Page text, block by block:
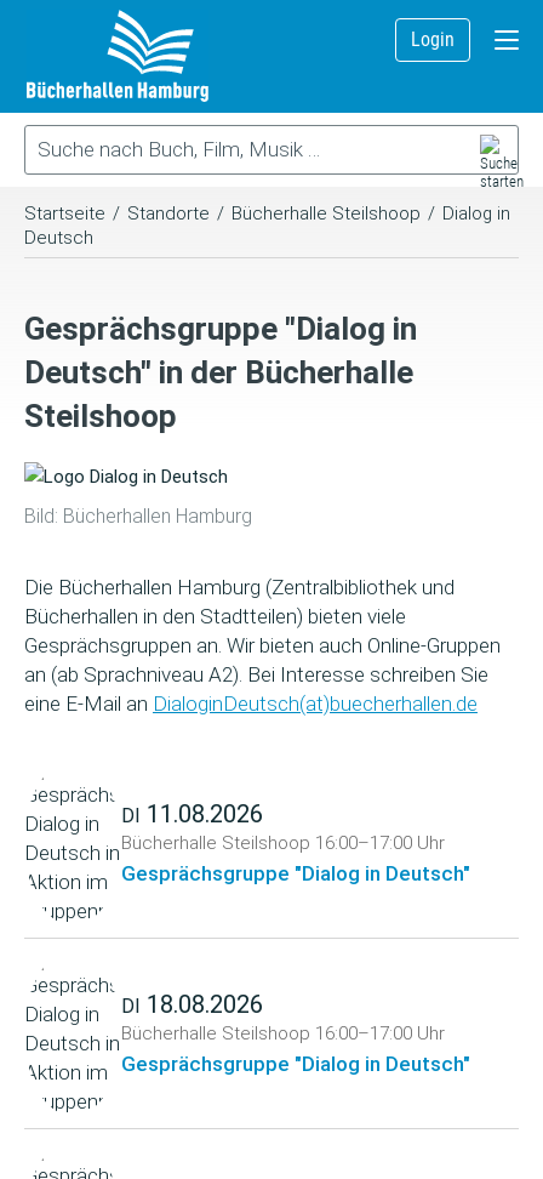
Login
Startseite / Standorte / Bücherhalle Steilshoop / Dialog in
Deutsch
Gesprächsgruppe "Dialog in
Deutsch" in der Bücherhalle
Steilshoop
Bild: Bücherhallen Hamburg
Die Bücherhallen Hamburg (Zentralbibliothek und
Bücherhallen in den Stadtteilen) bieten viele
Gesprächsgruppen an. Wir bieten auch Online-Gruppen
an (ab Sprachniveau A2). Bei Interesse schreiben Sie
eine E-Mail an DialoginDeutsch(at)buecherhallen.de
DI 11.08.2026
Bücherhalle Steilshoop 16:00–17:00 Uhr
Gesprächsgruppe "Dialog in Deutsch"
DI 18.08.2026
Bücherhalle Steilshoop 16:00–17:00 Uhr
Gesprächsgruppe "Dialog in Deutsch"